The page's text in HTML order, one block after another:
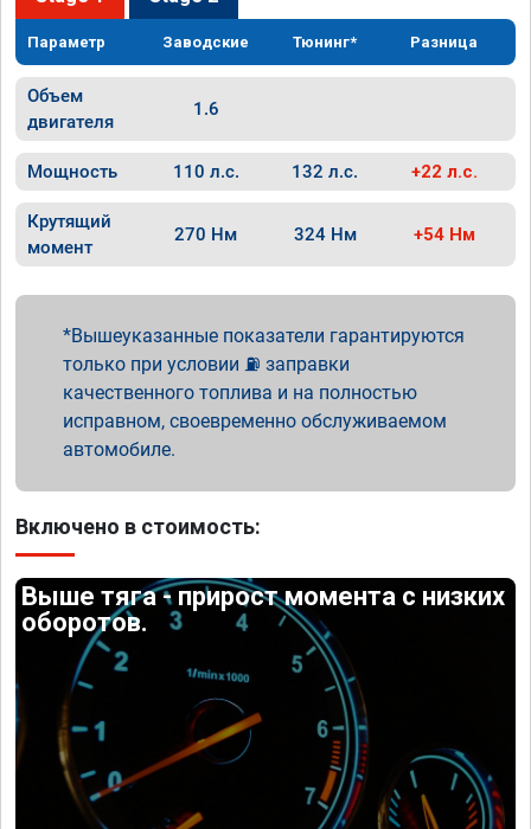
Параметр Заводские Тюнинг* Разница
Объем
двигателя
1.6
Мощность 110 л.с. 132 л.с. +22 л.с.
Крутящий
момент
270 Нм 324 Нм +54 Нм
Вышеуказанные показатели гарантируются
только при условии ⛽ заправки
качественного топлива и на полностью
исправном, своевременно обслуживаемом
автомобиле.
Включено в стоимость:
Выше тяга - прирост момента с низких
оборотов.